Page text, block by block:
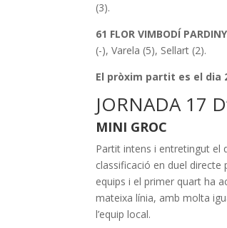
(3).
61 FLOR VIMBODÍ
(-), Varela (5), Sellart (2).
El pròxim partit es el dia
JORNADA 17
MINI GROC
Partit intens i entretingut el
classificació en duel
equips i el primer quart ha
mateixa línia, amb molta
l’equip local.